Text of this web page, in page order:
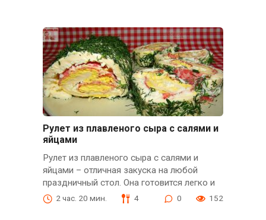
Рулет из плавленого сыра с салями и
яйцами
Рулет из плавленого сыра с салями и
яйцами – отличная закуска на любой
праздничный стол. Она готовится легко и
2 час. 20 мин. 4 0 152